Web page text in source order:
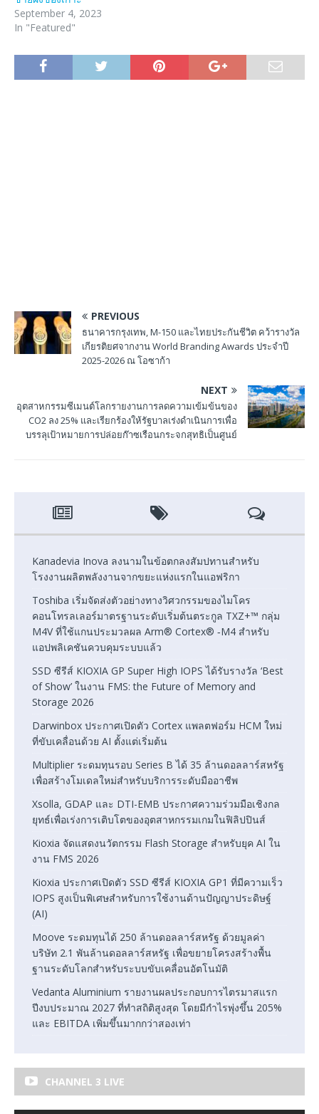
September 4, 2023
In "Featured"
PREVIOUS
ธนาคารกรุงเทพ, M-150 และไทยประกันชีวิต คว้ารางวัล
เกียรติยศจากงาน World Branding Awards ประจำปี
2025-2026 ณ โอซาก้า
NEXT
อุตสาหกรรมซีเมนต์โลกรายงานการลดความเข้มข้นของ
CO2 ลง 25% และเรียกร้องให้รัฐบาลเร่งดำเนินการเพื่อ
บรรลุเป้าหมายการปล่อยก๊าซเรือนกระจกสุทธิเป็นศูนย์
Kanadevia Inova ลงนามในข้อตกลงสัมปทานสำหรับ
โรงงานผลิตพลังงานจากขยะแห่งแรกในแอฟริกา
Toshiba เริ่มจัดส่งตัวอย่างทางวิศวกรรมของไมโคร
คอนโทรลเลอร์มาตรฐานระดับเริ่มต้นตระกูล TXZ+™ กลุ่ม
M4V ที่ใช้แกนประมวลผล Arm® Cortex® ‑M4 สำหรับ
แอปพลิเคชันควบคุมระบบแล้ว
SSD ซีรีส์ KIOXIA GP Super High IOPS ได้รับรางวัล ‘Best
of Show’ ในงาน FMS: the Future of Memory and
Storage 2026
Darwinbox ประกาศเปิดตัว Cortex แพลตฟอร์ม HCM ใหม่
ที่ขับเคลื่อนด้วย AI ตั้งแต่เริ่มต้น
Multiplier ระดมทุนรอบ Series B ได้ 35 ล้านดอลลาร์สหรัฐ
เพื่อสร้างโมเดลใหม่สำหรับบริการระดับมืออาชีพ
Xsolla, GDAP และ DTI-EMB ประกาศความร่วมมือเชิงกล
ยุทธ์เพื่อเร่งการเติบโตของอุตสาหกรรมเกมในฟิลิปปินส์
Kioxia จัดแสดงนวัตกรรม Flash Storage สำหรับยุค AI ใน
งาน FMS 2026
Kioxia ประกาศเปิดตัว SSD ซีรีส์ KIOXIA GP1 ที่มีความเร็ว
IOPS สูงเป็นพิเศษสำหรับการใช้งานด้านปัญญาประดิษฐ์
(AI)
Moove ระดมทุนได้ 250 ล้านดอลลาร์สหรัฐ ด้วยมูลค่า
บริษัท 2.1 พันล้านดอลลาร์สหรัฐ เพื่อขยายโครงสร้างพื้น
ฐานระดับโลกสำหรับระบบขับเคลื่อนอัตโนมัติ
Vedanta Aluminium รายงานผลประกอบการไตรมาสแรก
ปีงบประมาณ 2027 ที่ทำสถิติสูงสุด โดยมีกำไรพุ่งขึ้น 205%
และ EBITDA เพิ่มขึ้นมากกว่าสองเท่า
CHANNEL 3 LIVE